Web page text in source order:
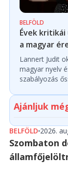
BELFÖLD
Évek
a magyar
Lannert Judit
magyar nyelv
szabályozás
Ajánljuk
BELFÖLD 2026.
Szombaton